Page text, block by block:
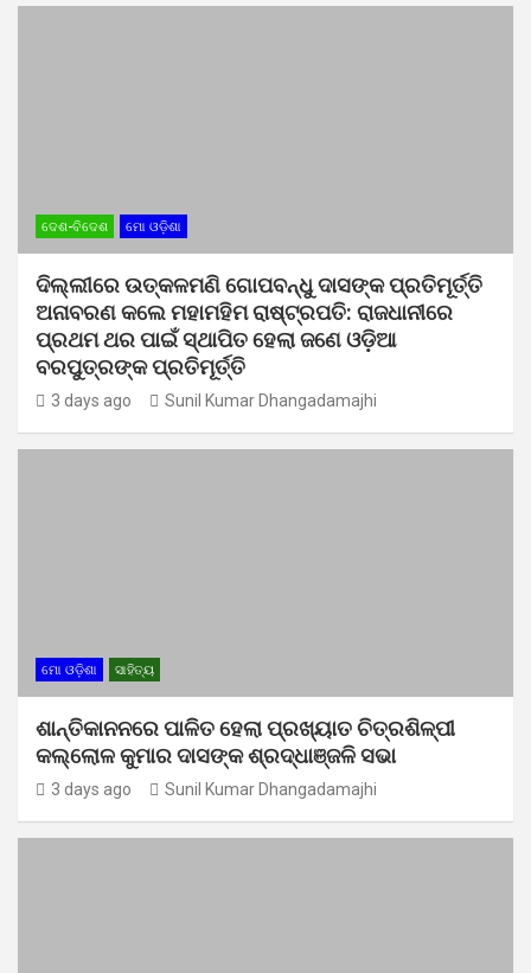
ଦେଶ-ବିଦେଶ ମୋ ଓଡ଼ିଶା
ଦିଲ୍ଲୀରେ ଉତ୍କଳମଣି ଗୋପବନ୍ଧୁ ଦାସଙ୍କ ପ୍ରତିମୂର୍ତ୍ତି
ଅନାବରଣ କଲେ ମହାମହିମ ରାଷ୍ଟ୍ରପତି: ରାଜଧାନୀରେ
ପ୍ରଥମ ଥର ପାଇଁ ସ୍ଥାପିତ ହେଲା ଜଣେ ଓଡ଼ିଆ
ବରପୁତ୍ରଙ୍କ ପ୍ରତିମୂର୍ତ୍ତି
3 days ago Sunil Kumar Dhangadamajhi
ମୋ ଓଡ଼ିଶା ସାହିତ୍ୟ
ଶାନ୍ତିକାନନରେ ପାଳିତ ହେଲା ପ୍ରଖ୍ୟାତ ଚିତ୍ରଶିଳ୍ପୀ
କଲ୍ଲୋଳ କୁମାର ଦାସଙ୍କ ଶ୍ରଦ୍ଧାଞ୍ଜଳି ସଭା
3 days ago Sunil Kumar Dhangadamajhi